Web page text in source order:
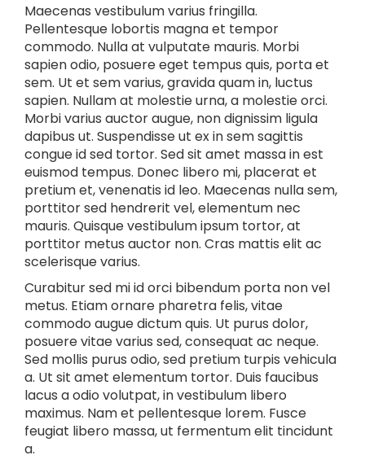
Maecenas vestibulum varius fringilla.
Pellentesque lobortis magna et tempor
commodo. Nulla at vulputate mauris. Morbi
sapien odio, posuere eget tempus quis, porta et
sem. Ut et sem varius, gravida quam in, luctus
sapien. Nullam at molestie urna, a molestie orci.
Morbi varius auctor augue, non dignissim ligula
dapibus ut. Suspendisse ut ex in sem sagittis
congue id sed tortor. Sed sit amet massa in est
euismod tempus. Donec libero mi, placerat et
pretium et, venenatis id leo. Maecenas nulla sem,
porttitor sed hendrerit vel, elementum nec
mauris. Quisque vestibulum ipsum tortor, at
porttitor metus auctor non. Cras mattis elit ac
scelerisque varius.
Curabitur sed mi id orci bibendum porta non vel
metus. Etiam ornare pharetra felis, vitae
commodo augue dictum quis. Ut purus dolor,
posuere vitae varius sed, consequat ac neque.
Sed mollis purus odio, sed pretium turpis vehicula
a. Ut sit amet elementum tortor. Duis faucibus
lacus a odio volutpat, in vestibulum libero
maximus. Nam et pellentesque lorem. Fusce
feugiat libero massa, ut fermentum elit tincidunt
a.